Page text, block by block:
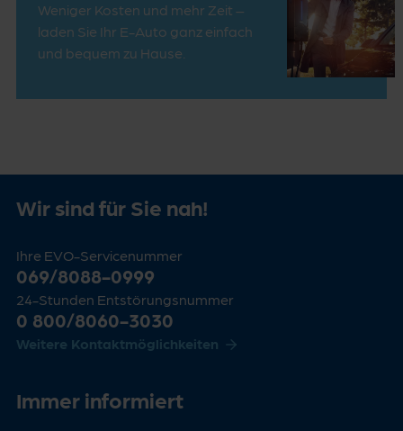
Weniger Kosten und mehr Zeit –
laden Sie Ihr E-Auto ganz einfach
und bequem zu Hause.
Wir sind für Sie nah!
Ihre EVO-Servicenummer
069/8088-0999
24-Stunden Entstörungsnummer
0 800/8060-3030
Weitere Kontaktmöglichkeiten
Immer informiert